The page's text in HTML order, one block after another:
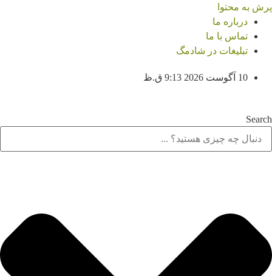
پرش به محتوا
درباره ما
تماس با ما
تبلیغات در شادمگ
10 آگوست 2026 9:13 ق.ظ
Search